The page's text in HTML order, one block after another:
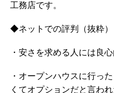
工務店です。
◆ネットでの評判（抜粋）
・安さを求める人には良
・オープンハウスに行っ
くてオプションだと言われ